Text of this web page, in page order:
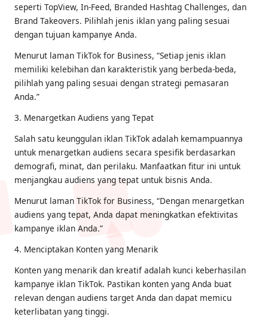
seperti TopView, In-Feed, Branded Hashtag Challenges, dan
Brand Takeovers. Pilihlah jenis iklan yang paling sesuai
dengan tujuan kampanye Anda.
Menurut laman TikTok for Business, “Setiap jenis iklan
memiliki kelebihan dan karakteristik yang berbeda-beda,
pilihlah yang paling sesuai dengan strategi pemasaran
Anda.”
3. Menargetkan Audiens yang Tepat
Salah satu keunggulan iklan TikTok adalah kemampuannya
untuk menargetkan audiens secara spesifik berdasarkan
demografi, minat, dan perilaku. Manfaatkan fitur ini untuk
menjangkau audiens yang tepat untuk bisnis Anda.
Menurut laman TikTok for Business, “Dengan menargetkan
audiens yang tepat, Anda dapat meningkatkan efektivitas
kampanye iklan Anda.”
4. Menciptakan Konten yang Menarik
Konten yang menarik dan kreatif adalah kunci keberhasilan
kampanye iklan TikTok. Pastikan konten yang Anda buat
relevan dengan audiens target Anda dan dapat memicu
keterlibatan yang tinggi.